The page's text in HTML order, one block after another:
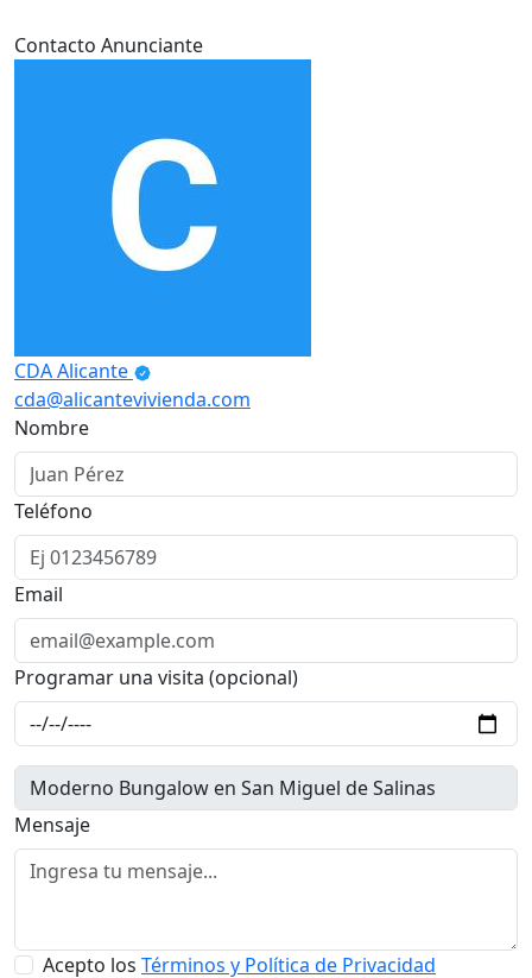
Contacto Anunciante
CDA Alicante
cda@alicantevivienda.com
Nombre
Teléfono
Email
Programar una visita (opcional)
Mensaje
Acepto los Términos y Política de Privacidad